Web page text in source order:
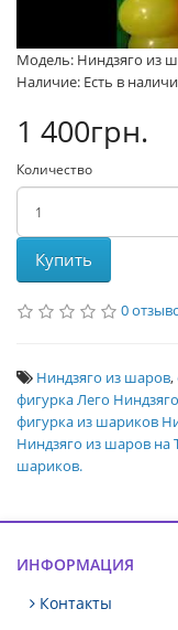
Модель: Ниндзяго из
Наличие: Есть в
1 400грн.
Количество
Купить
0
Ниндзяго из шаров,
фигурка Лего
фигурка из шариков
Ниндзяго из шаров
шариков.
ИНФОРМАЦИЯ
Контакты